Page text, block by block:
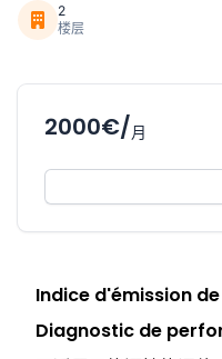
2
楼层
2000€/月
Indice d'émission
Diagnostic de